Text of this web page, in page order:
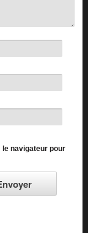
le navigateur pour